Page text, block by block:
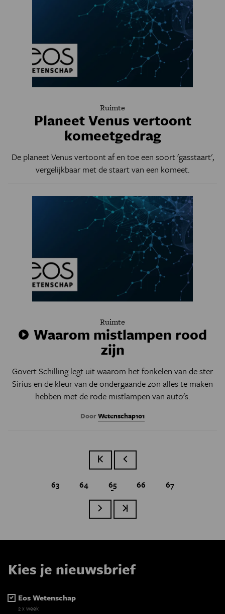
Ruimte
Planeet Venus vertoont
komeetgedrag
De planeet Venus vertoont af en toe een soort 'gasstaart',
vergelijkbaar met de staart van een komeet.
Ruimte
Waarom mistlampen rood
zijn
Govert Schilling legt uit waarom het fonkelen van de ster
Sirius en de kleur van de ondergaande zon alles te maken
hebben met de rode mistlampen van auto's.
DoorWetenschap101
Paginatie
Eerste paginaVorige pagina
Page
63 Page
64 Huidige pagina
65 Page
66 Page
67
Volgende paginaLaatste pagina
Kies je nieuwsbrief
Eos Wetenschap
2 x week